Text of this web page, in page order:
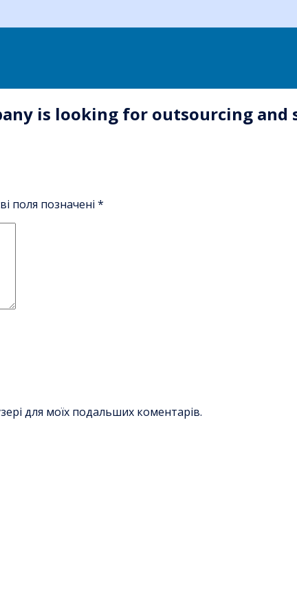
is looking for outsourcing and
поля позначені *
для моїх подальших коментарів.